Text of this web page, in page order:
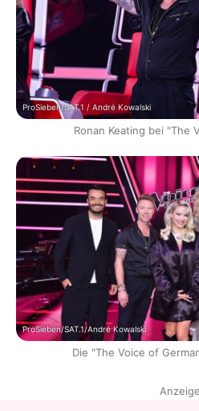
ProSieben/SAT.1 / André Kowalski
Ronan Keating bei "The
ProSieben/SAT.1/André Kowalski
Die "The Voice of
Anzeige